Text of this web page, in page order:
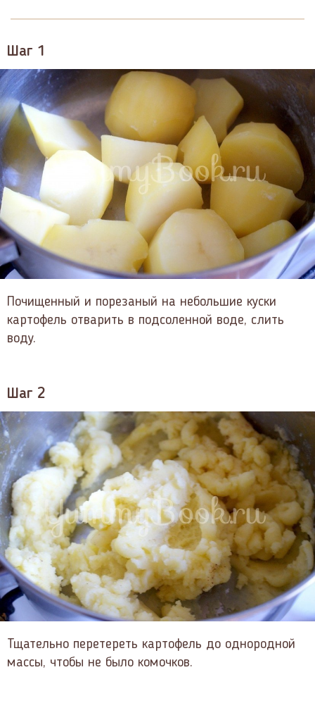
Шаг 1
Почищенный и порезаный на небольшие куски
картофель отварить в подсоленной воде, слить
воду.
Шаг 2
Тщательно перетереть картофель до однородной
массы, чтобы не было комочков.